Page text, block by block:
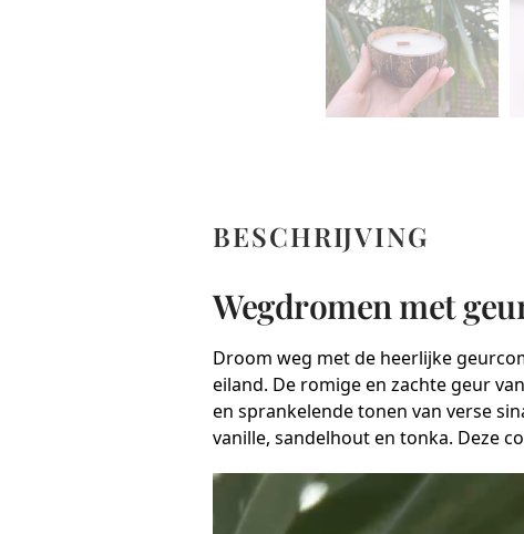
BESCHRIJVING
Wegdromen met
Droom weg met de heerlijke
eiland. De romige en zachte geur
en sprankelende tonen van verse
vanille, sandelhout en tonka. Deze